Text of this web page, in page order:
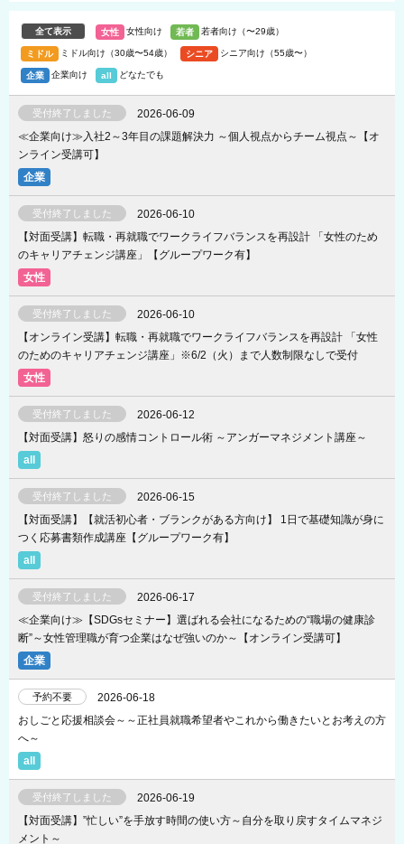
女性向け 若者向け（〜29歳）
ミドル向け（30歳〜54歳） シニア向け（55歳〜）
企業向け どなたでも
受付終了しました
2026-06-09
≪企業向け≫入社2～3年目の課題解決力 ～個人視点からチーム視点～【オ
ンライン受講可】
受付終了しました
2026-06-10
【対面受講】転職・再就職でワークライフバランスを再設計 「女性のため
のキャリアチェンジ講座」【グループワーク有】
受付終了しました
2026-06-10
【オンライン受講】転職・再就職でワークライフバランスを再設計 「女性
のためのキャリアチェンジ講座」※6/2（火）まで人数制限なしで受付
受付終了しました
2026-06-12
【対面受講】怒りの感情コントロール術 ～アンガーマネジメント講座～
受付終了しました
2026-06-15
【対面受講】【就活初心者・ブランクがある方向け】 1日で基礎知識が身に
つく応募書類作成講座【グループワーク有】
受付終了しました
2026-06-17
≪企業向け≫【SDGsセミナー】選ばれる会社になるための“職場の健康診
断”～女性管理職が育つ企業はなぜ強いのか～【オンライン受講可】
予約不要
2026-06-18
おしごと応援相談会～～正社員就職希望者やこれから働きたいとお考えの方
へ～
受付終了しました
2026-06-19
【対面受講】”忙しい”を手放す時間の使い方～自分を取り戻すタイムマネジ
メント～